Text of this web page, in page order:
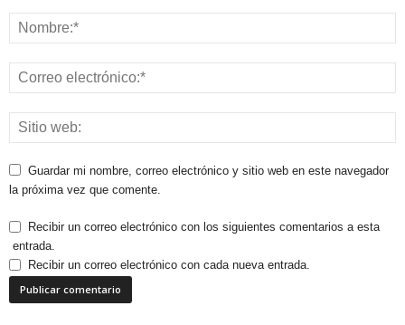
Guardar mi nombre, correo electrónico y sitio web en este navegador
la próxima vez que comente.
Recibir un correo electrónico con los siguientes comentarios a esta
entrada.
Recibir un correo electrónico con cada nueva entrada.